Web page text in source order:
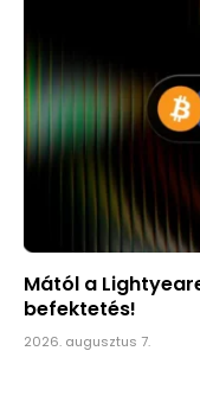
Mától a
befektetés!
2026. augusztus 7.